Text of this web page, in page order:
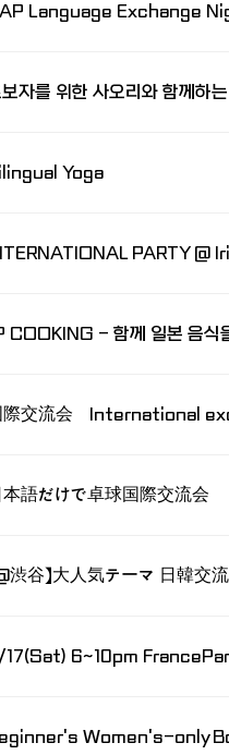
Language Exchange
Yoga
PARTY @
際交流会 International
本語だけで卓球国際交流会
@渋谷】大人気テーマ 日韓
6~10pm